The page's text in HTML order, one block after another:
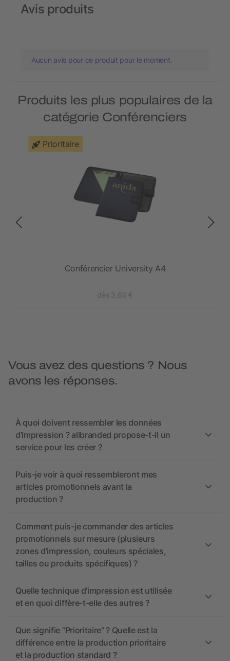
Avis produits
Aucun avis pour ce produit pour le moment.
Produits les plus populaires de la
catégorie Conférenciers
Prioritaire
Conférencier University A4
dès 3,63 €
Vous avez des questions ? Nous
avons les réponses.
À quoi doivent ressembler les données
d’impression ? allbranded propose-t-il un
service pour les créer ?
Puis-je voir à quoi ressembleront mes
articles promotionnels avant la
production ?
Comment puis-je commander des articles
promotionnels sur mesure (plusieurs
zones d’impression, couleurs spéciales,
tailles ou produits spécifiques) ?
Quelle technique d’impression est utilisée
et en quoi diffère-t-elle des autres ?
Que signifie “Prioritaire” ? Quelle est la
différence entre la production prioritaire
et la production standard ?